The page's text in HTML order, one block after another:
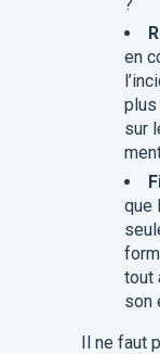
en
plus
sur
que
tout
son
Il ne faut